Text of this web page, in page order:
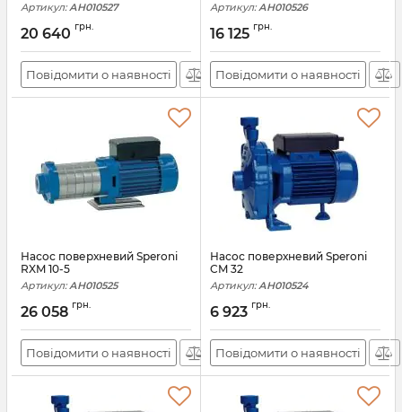
Артикул: АН010527
20 640 грн.
Повідомити о наявності
Артикул: АН010526
16 125 грн.
Повідомити о наявності
Насос поверхневий Speroni
RXM 10-5
Артикул: АН010525
26 058 грн.
Повідомити о наявності
Насос поверхневий Speroni
CM 32
Артикул: АН010524
6 923 грн.
Повідомити о наявності